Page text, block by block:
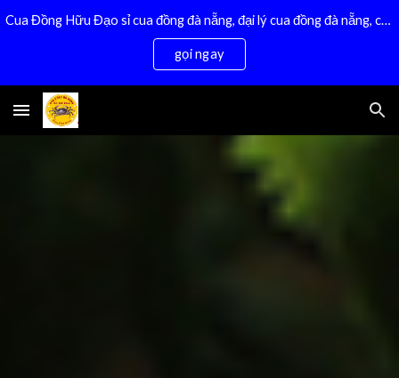
Skip to main content Skip to navigation
Cua Đồng Hữu Đạo sỉ cua đồng đà nẵng, đại lý cua đồng đà nẵng, cua xay đà nẵng, cua đồng sống,bán cua đồng tại đà nẵng 0932 557 973
gọi ngay